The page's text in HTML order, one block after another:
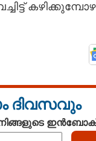
ദിവസവും
അര